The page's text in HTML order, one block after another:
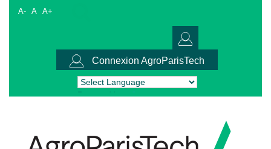
A- A A+
Connexion AgroParisTech
Powered by Translate